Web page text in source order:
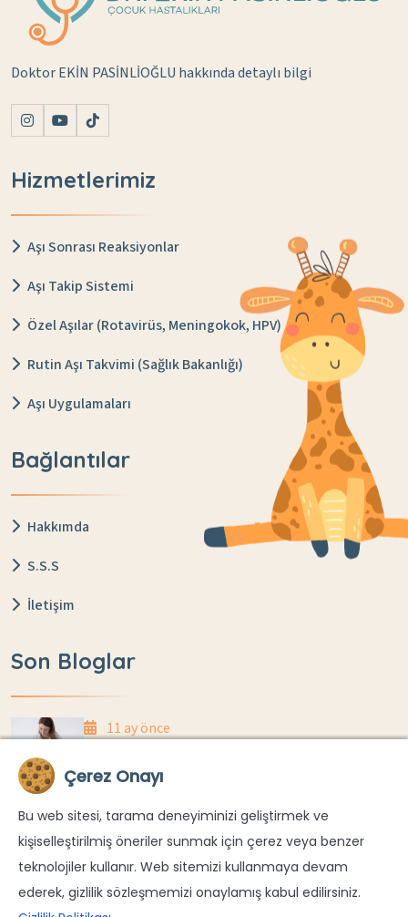
Doktor EKİN PASİNLİOĞLU hakkında detaylı bilgi
Hizmetlerimiz
Aşı Sonrası Reaksiyonlar
Aşı Takip Sistemi
Özel Aşılar (Rotavirüs, Meningokok, HPV)
Rutin Aşı Takvimi (Sağlık Bakanlığı)
Aşı Uygulamaları
Bağlantılar
Hakkımda
S.S.S
İletişim
Son Bloglar
11 ay önce
Yapılır?
Yenidoğanlarda Göbek Kordonu Düşme
Çerez Onayı
Bu web sitesi, tarama deneyiminizi geliştirmek ve
kişiselleştirilmiş öneriler sunmak için çerez veya benzer
teknolojiler kullanır. Web sitemizi kullanmaya devam
ederek, gizlilik sözleşmemizi onaylamış kabul edilirsiniz.